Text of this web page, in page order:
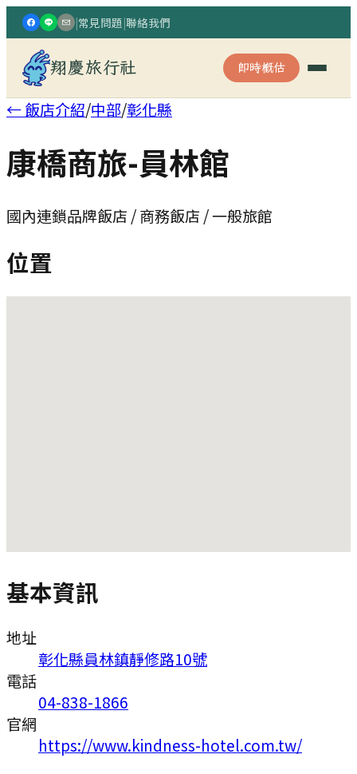
|常見問題|聯絡我們
翔慶旅行社 即時概估
← 飯店介紹/中部/彰化縣
康橋商旅-員林館
國內連鎖品牌飯店 / 商務飯店 / 一般旅館
位置
基本資訊
地址
彰化縣員林鎮靜修路10號
電話
04-838-1866
官網
https://www.kindness-hotel.com.tw/